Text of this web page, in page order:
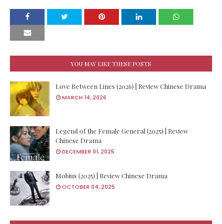
YOU MAY LIKE THESE POSTS
Love Between Lines (2026) | Review Chinese Drama
MARCH 14, 2026
Legend of the Female General (2025) | Review
Chinese Drama
DECEMBER 01, 2025
Mobius (2025) | Review Chinese Drama
OCTOBER 04, 2025